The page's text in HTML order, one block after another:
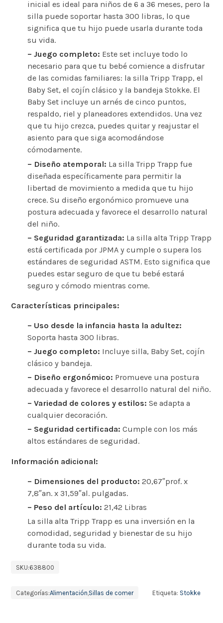
inicial es ideal para niños de 6 a 36 meses, pero la
silla puede soportar hasta 300 libras, lo que
significa que tu hijo puede usarla durante toda
su vida.
– Juego completo: Este set incluye todo lo
necesario para que tu bebé comience a disfrutar
de las comidas familiares: la silla Tripp Trapp, el
Baby Set, el cojín clásico y la bandeja Stokke. El
Baby Set incluye un arnés de cinco puntos,
respaldo, riel y planeadores extendidos. Una vez
que tu hijo crezca, puedes quitar y reajustar el
asiento para que siga acomodándose
cómodamente.
– Diseño atemporal: La silla Tripp Trapp fue
diseñada específicamente para permitir la
libertad de movimiento a medida que tu hijo
crece. Su diseño ergonómico promueve una
postura adecuada y favorece el desarrollo natural
del niño.
– Seguridad garantizada: La silla alta Tripp Trapp
está certificada por JPMA y cumple o supera los
estándares de seguridad ASTM. Esto significa que
puedes estar seguro de que tu bebé estará
seguro y cómodo mientras come.
Características principales:
– Uso desde la infancia hasta la adultez:
Soporta hasta 300 libras.
– Juego completo: Incluye silla, Baby Set, cojín
clásico y bandeja.
– Diseño ergonómico: Promueve una postura
adecuada y favorece el desarrollo natural del niño.
– Variedad de colores y estilos: Se adapta a
cualquier decoración.
– Seguridad certificada: Cumple con los más
altos estándares de seguridad.
Información adicional:
– Dimensiones del producto: 20,67″prof. x
7,8″an. x 31,59″al. pulgadas.
– Peso del artículo: 21,42 Libras
La silla alta Tripp Trapp es una inversión en la
comodidad, seguridad y bienestar de su hijo
durante toda su vida.
SKU:638800
Categorías:Alimentación Sillas de comer Etiqueta: Stokke